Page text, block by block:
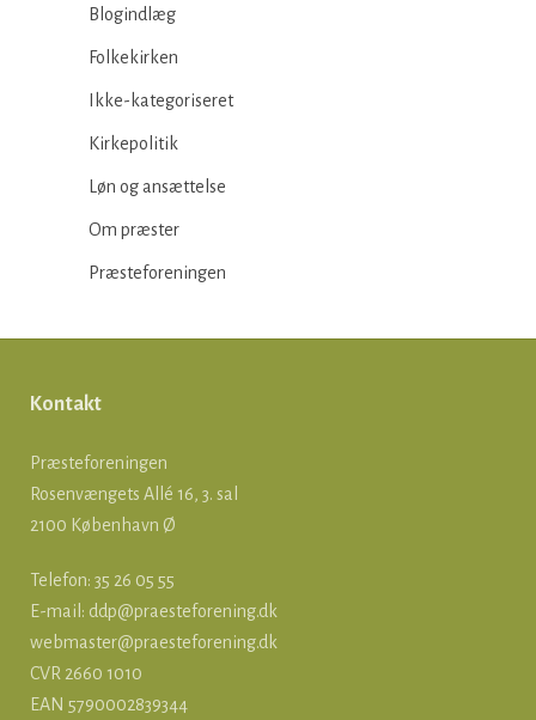
Blogindlæg
Folkekirken
Ikke-kategoriseret
Kirkepolitik
Løn og ansættelse
Om præster
Præsteforeningen
Kontakt
Præsteforeningen
Rosenvængets Allé 16, 3. sal
2100 København Ø
Telefon: 35 26 05 55
E-mail: ddp@praesteforening.dk
webmaster@praesteforening.dk
CVR 2660 1010
EAN 5790002839344